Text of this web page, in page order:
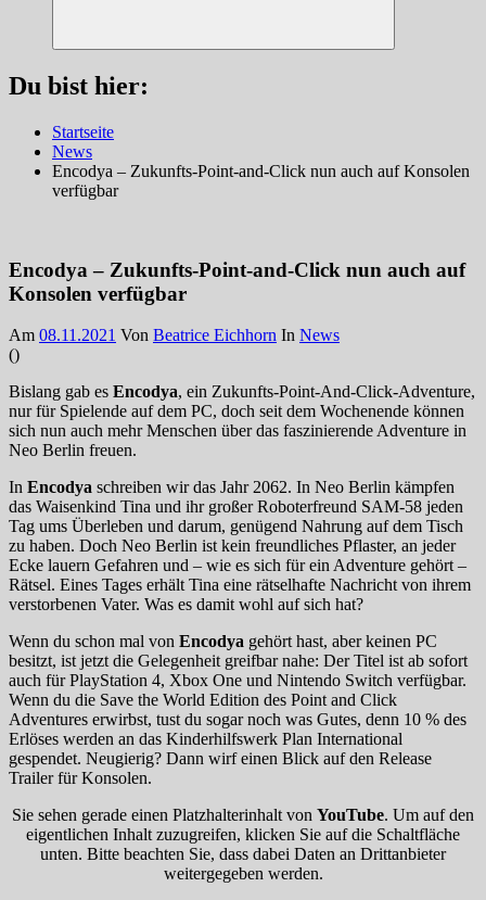
Suchen
Du bist hier:
Startseite
News
Encodya – Zukunfts-Point-and-Click nun auch auf Konsolen
verfügbar
Encodya – Zukunfts-Point-and-Click nun auch auf
Konsolen verfügbar
Am 08.11.2021 Von Beatrice Eichhorn In News
()
Bislang gab es Encodya, ein Zukunfts-Point-And-Click-Adventure,
nur für Spielende auf dem PC, doch seit dem Wochenende können
sich nun auch mehr Menschen über das faszinierende Adventure in
Neo Berlin freuen.
In Encodya schreiben wir das Jahr 2062. In Neo Berlin kämpfen
das Waisenkind Tina und ihr großer Roboterfreund SAM-58 jeden
Tag ums Überleben und darum, genügend Nahrung auf dem Tisch
zu haben. Doch Neo Berlin ist kein freundliches Pflaster, an jeder
Ecke lauern Gefahren und – wie es sich für ein Adventure gehört –
Rätsel. Eines Tages erhält Tina eine rätselhafte Nachricht von ihrem
verstorbenen Vater. Was es damit wohl auf sich hat?
Wenn du schon mal von Encodya gehört hast, aber keinen PC
besitzt, ist jetzt die Gelegenheit greifbar nahe: Der Titel ist ab sofort
auch für PlayStation 4, Xbox One und Nintendo Switch verfügbar.
Wenn du die Save the World Edition des Point and Click
Adventures erwirbst, tust du sogar noch was Gutes, denn 10 % des
Erlöses werden an das Kinderhilfswerk Plan International
gespendet. Neugierig? Dann wirf einen Blick auf den Release
Trailer für Konsolen.
Sie sehen gerade einen Platzhalterinhalt von YouTube. Um auf den
eigentlichen Inhalt zuzugreifen, klicken Sie auf die Schaltfläche
unten. Bitte beachten Sie, dass dabei Daten an Drittanbieter
weitergegeben werden.